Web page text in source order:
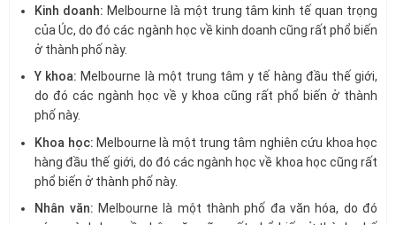
Kinh doanh: Melbourne là một trung tâm kinh tế quan trọng
của Úc, do đó các ngành học về kinh doanh cũng rất phổ biến
ở thành phố này.
Y khoa: Melbourne là một trung tâm y tế hàng đầu thế giới,
do đó các ngành học về y khoa cũng rất phổ biến ở thành
phố này.
Khoa học: Melbourne là một trung tâm nghiên cứu khoa học
hàng đầu thế giới, do đó các ngành học về khoa học cũng rất
phổ biến ở thành phố này.
Nhân văn: Melbourne là một thành phố đa văn hóa, do đó